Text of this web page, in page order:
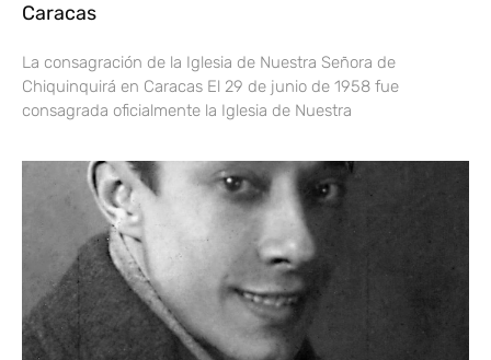
Caracas
La consagración de la Iglesia de Nuestra Señora de
Chiquinquirá en Caracas El 29 de junio de 1958 fue
consagrada oficialmente la Iglesia de Nuestra